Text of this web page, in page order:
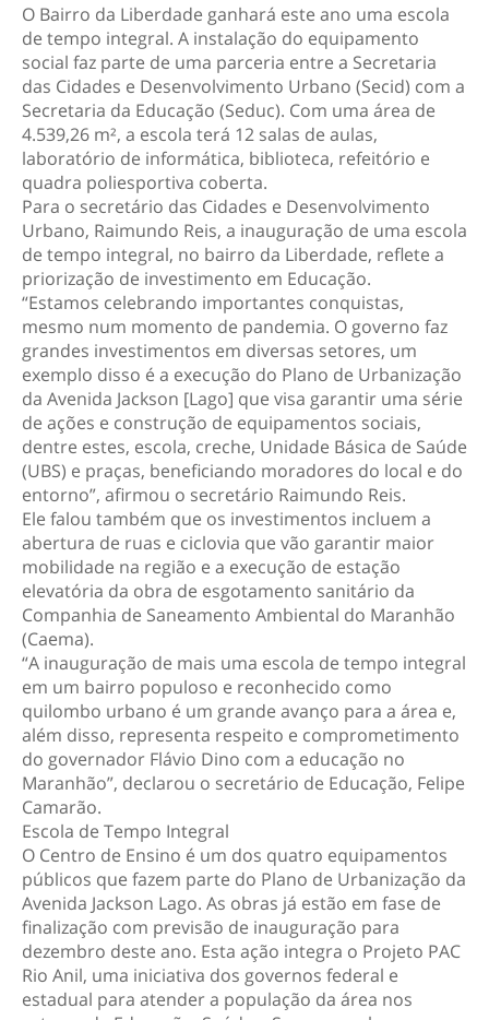
O Bairro da Liberdade ganhará este ano uma escola
de tempo integral. A instalação do equipamento
social faz parte de uma parceria entre a Secretaria
das Cidades e Desenvolvimento Urbano (Secid) com a
Secretaria da Educação (Seduc). Com uma área de
4.539,26 m², a escola terá 12 salas de aulas,
laboratório de informática, biblioteca, refeitório e
quadra poliesportiva coberta.
Para o secretário das Cidades e Desenvolvimento
Urbano, Raimundo Reis, a inauguração de uma escola
de tempo integral, no bairro da Liberdade, reflete a
priorização de investimento em Educação.
“Estamos celebrando importantes conquistas,
mesmo num momento de pandemia. O governo faz
grandes investimentos em diversas setores, um
exemplo disso é a execução do Plano de Urbanização
da Avenida Jackson [Lago] que visa garantir uma série
de ações e construção de equipamentos sociais,
dentre estes, escola, creche, Unidade Básica de Saúde
(UBS) e praças, beneficiando moradores do local e do
entorno”, afirmou o secretário Raimundo Reis.
Ele falou também que os investimentos incluem a
abertura de ruas e ciclovia que vão garantir maior
mobilidade na região e a execução de estação
elevatória da obra de esgotamento sanitário da
Companhia de Saneamento Ambiental do Maranhão
(Caema).
“A inauguração de mais uma escola de tempo integral
em um bairro populoso e reconhecido como
quilombo urbano é um grande avanço para a área e,
além disso, representa respeito e comprometimento
do governador Flávio Dino com a educação no
Maranhão”, declarou o secretário de Educação, Felipe
Camarão.
Escola de Tempo Integral
O Centro de Ensino é um dos quatro equipamentos
públicos que fazem parte do Plano de Urbanização da
Avenida Jackson Lago. As obras já estão em fase de
finalização com previsão de inauguração para
dezembro deste ano. Esta ação integra o Projeto PAC
Rio Anil, uma iniciativa dos governos federal e
estadual para atender a população da área nos